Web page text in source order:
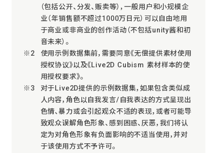
（包括公开、分发、贩卖等），一般用户和小规模企
业（年销售额不超过1000万日元）可以自由地用
于商业或非商业的创作活动（不包括unity酱和初
音未来）。
使用示例数据集前，需要同意《无偿提供素材使用
授权协议》以及《Live2D Cubism 素材样本的使
用授权要求》。
对于Live2D提供的示例数据集，如果包含类似成
人内容，角色以自我发言/自我表达的方式呈现出
色情、暴力或会引起观众不适的表现，或者可能导
致观众误解角色形象、感到困惑、厌恶，我们将认
定为对角色形象有负面影响的不适当使用，并对
于该使用方式不予许可。